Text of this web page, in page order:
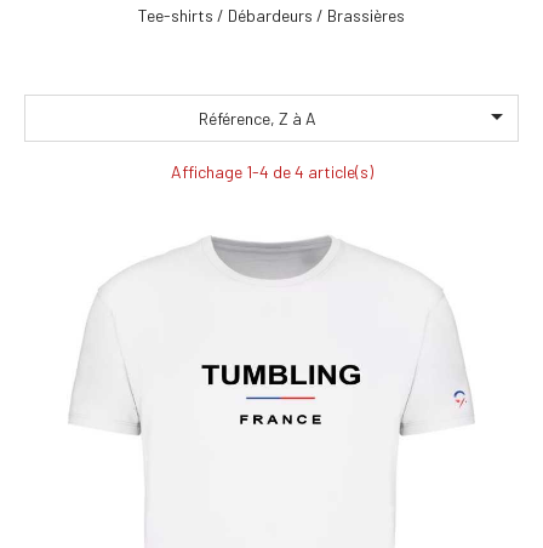
Tee-shirts / Débardeurs / Brassières
Référence, Z à A 
Affichage 1-4 de 4 article(s)